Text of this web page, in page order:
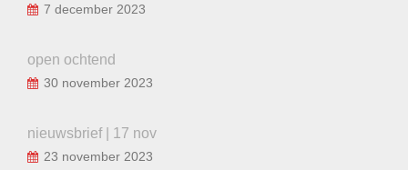
7 december 2023
open ochtend
30 november 2023
nieuwsbrief | 17 nov
23 november 2023